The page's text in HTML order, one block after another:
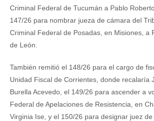
Criminal Federal de Tucumán a Pablo
147/26 para nombrar jueza de cámara del
Criminal Federal de Posadas, en Misiones, a
de León.
También remitió el 148/26 para el cargo de
Unidad Fiscal de Corrientes, donde recalaría
Burella Acevedo, el 149/26 para ascender a
Federal de Apelaciones de Resistencia, en
Virginia Ise, y el 150/26 para designar juez